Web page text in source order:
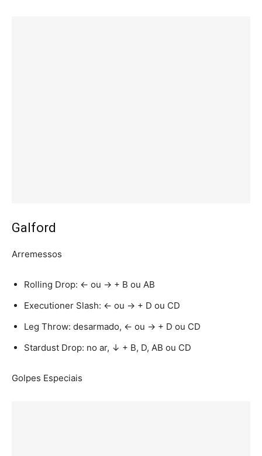
Galford
Arremessos
Rolling Drop: ← ou → + B ou AB
Executioner Slash: ← ou → + D ou CD
Leg Throw: desarmado, ← ou → + D ou CD
Stardust Drop: no ar, ↓ + B, D, AB ou CD
Golpes Especiais